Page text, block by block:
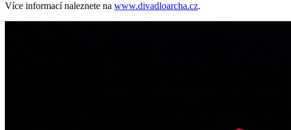
Více informací naleznete na www.divadloarcha.cz.